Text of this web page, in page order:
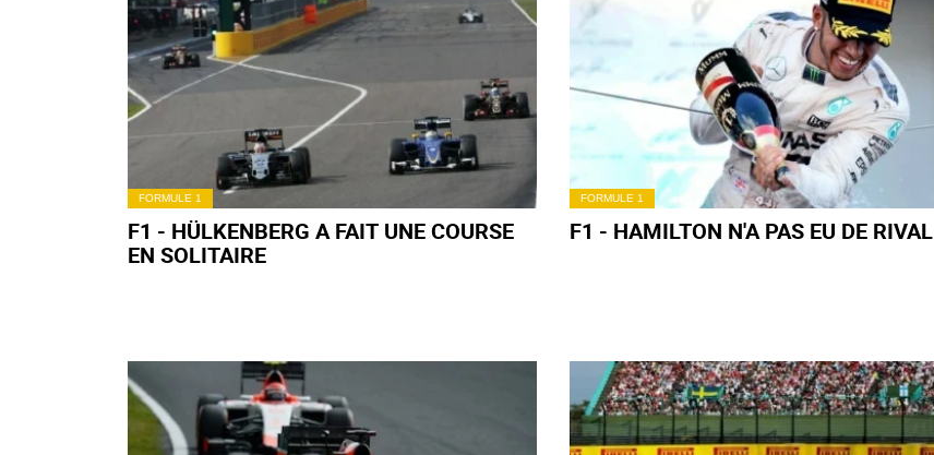
FORMULE 1
F1 - HÜLKENBERG A FAIT UNE COURSE
EN SOLITAIRE
FORMULE 1
F1 - HAMILTON N'A PAS EU DE RIVAL